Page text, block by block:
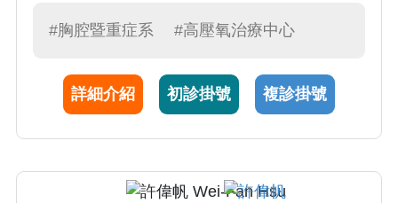
部疾病，並對病患展現出親切的關懷。鄭醫師
學位，對於將基礎研究與臨床實踐結合的研究
充滿熱情，期望其研究成果能夠實際幫助病
#胸腔暨重症系 #高壓氧治療中心
詳細介紹 初診掛號 複診掛號